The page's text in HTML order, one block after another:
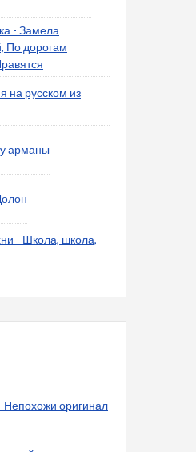
- Замела
По дорогам
на русском из
арманы
- Школа, школа,
оригинал